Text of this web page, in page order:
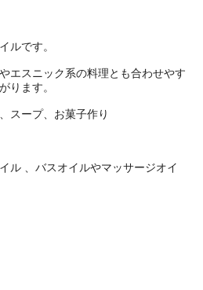
ルです。
エスニック系の料理とも合わせやす
ります。
スープ、お菓子作り
ル 、バスオイルやマッサージオイ